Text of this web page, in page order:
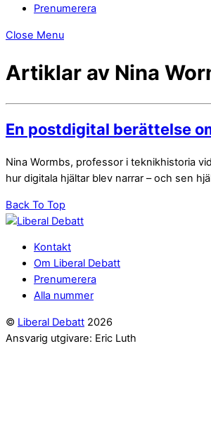
Prenumerera
Close Menu
Artiklar av Nina
En postdigital berättelse
Nina Wormbs, professor i teknikhistoria
hur digitala hjältar blev narrar – och sen
Back To Top
Kontakt
Om Liberal Debatt
Prenumerera
Alla nummer
© Liberal Debatt 2026
Ansvarig utgivare: Eric Luth